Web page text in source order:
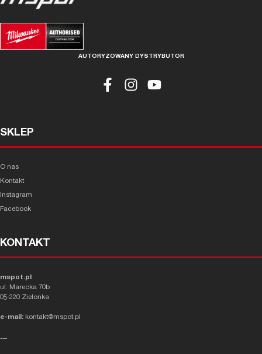
AUTORYZOWANY DYSTRYBUTOR
SKLEP
O nas
Kontakt
Instagram
Facebook
KONTAKT
mspot.pl
ul. Marecka 70b
05-220 Zielonka
e-mail: kontakt@mspot.pl
---